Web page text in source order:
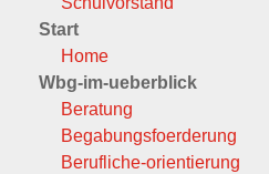
Start
Home
Wbg-im-ueberblick
Beratung
Begabungsfoerderung
Berufliche-orientierung